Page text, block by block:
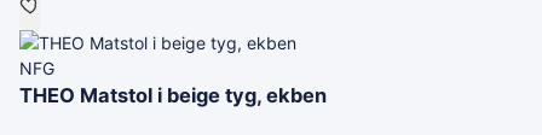
NFG
THEO Matstol i beige tyg, ekben